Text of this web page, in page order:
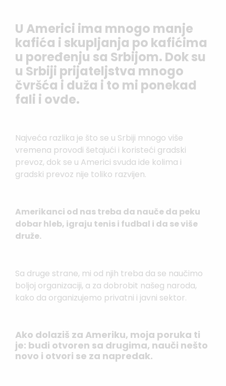
U Americi ima mnogo manje
kafića i skupljanja po kafićima
u poređenju sa Srbijom. Dok su
u Srbiji prijateljstva mnogo
čvršća i duža i to mi ponekad
fali i ovde.
Najveća razlika je što se u Srbiji mnogo više
vremena provodi šetajući i koristeći gradski
prevoz, dok se u Americi svuda ide kolima i
gradski prevoz nije toliko razvijen.
Amerikanci od nas treba da nauče da peku
dobar hleb, igraju tenis i fudbal i da se više
druže.
Sa druge strane, mi od njih treba da se naučimo
boljoj organizaciji, a za dobrobit našeg naroda,
kako da organizujemo privatni i javni sektor.
Ako dolaziš za Ameriku, moja poruka ti
je: budi otvoren sa drugima, nauči nešto
novo i otvori se za napredak.